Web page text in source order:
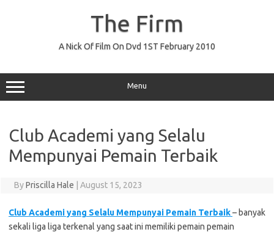
The Firm
A Nick Of Film On Dvd 1ST February 2010
Menu
Club Academi yang Selalu
Mempunyai Pemain Terbaik
ByPriscilla Hale August 15, 2023
Club Academi yang Selalu Mempunyai Pemain Terbaik– banyak
sekali liga liga terkenal yang saat ini memiliki pemain pemain